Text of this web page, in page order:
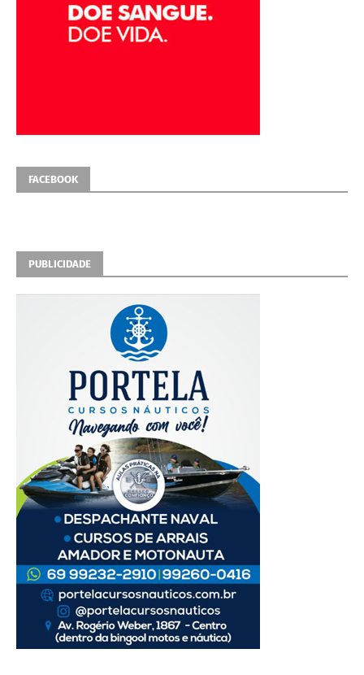
FACEBOOK
PUBLICIDADE